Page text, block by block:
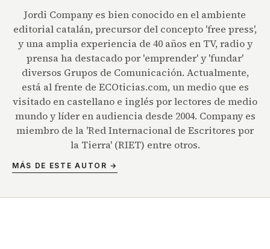
Jordi Company es bien conocido en el ambiente
editorial catalán, precursor del concepto 'free press',
y una amplia experiencia de 40 años en TV, radio y
prensa ha destacado por 'emprender' y 'fundar'
diversos Grupos de Comunicación. Actualmente,
está al frente de ECOticias.com, un medio que es
visitado en castellano e inglés por lectores de medio
mundo y líder en audiencia desde 2004. Company es
miembro de la 'Red Internacional de Escritores por
la Tierra' (RIET) entre otros.
MÁS DE ESTE AUTOR →